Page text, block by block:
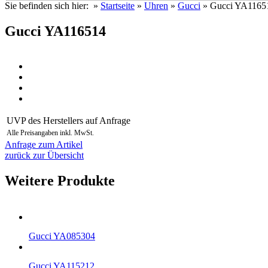
Sie befinden sich hier: » Startseite » Uhren » Gucci » Gucci
Gucci YA116514
UVP des Herstellers auf Anfrage
Alle Preisangaben inkl. MwSt.
Anfrage zum Artikel
zurück zur Übersicht
Weitere Produkte
Gucci YA085304
Gucci YA115212